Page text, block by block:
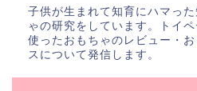
子供が生まれて知育にハマっ
ゃの研究をしています。トイ
使ったおもちゃのレビュー・
スについて発信します。